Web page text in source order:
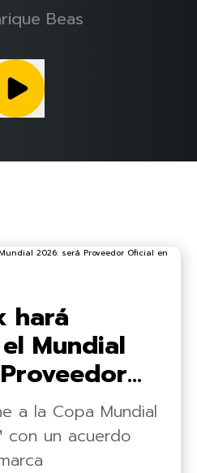
Beas
hará
Mundial
a la Copa Mundial
con un acuerdo